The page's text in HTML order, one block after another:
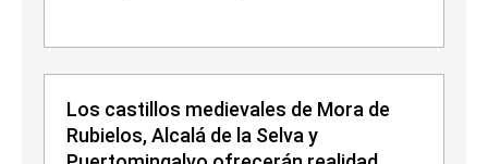
Los castillos medievales de Mora de
Rubielos, Alcalá de la Selva y